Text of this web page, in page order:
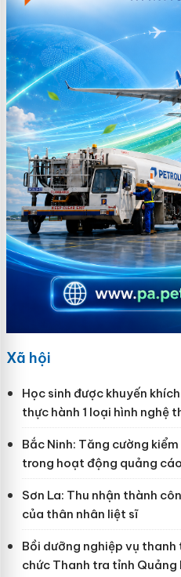
Xã hội
Học sinh được khuyến
thực hành 1 loại hình nghệ
Bắc Ninh: Tăng cường
trong hoạt động quảng cáo
Sơn La: Thu nhận thành
của thân nhân liệt sĩ
Bồi dưỡng nghiệp vụ
chức Thanh tra tỉnh Quảng